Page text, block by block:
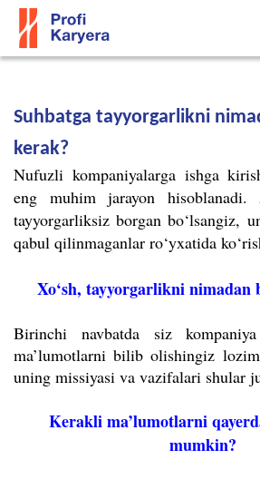
Suhbatga tayyorgarlikni
kerak?
Nufuzli kompaniyalarga ishga
eng muhim jarayon hisoblanadi.
tayyorgarliksiz borgan bo‘lsangiz,
qabul qilinmaganlar ro‘yxatida
Xo‘sh, tayyorgarlikni nimadan
Birinchi navbatda siz
ma’lumotlarni bilib olishingiz
uning missiyasi va vazifalari shular
Kerakli ma’lumotlarni
mumkin?